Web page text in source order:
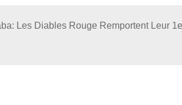
Les Diables Rouge Remportent Leur